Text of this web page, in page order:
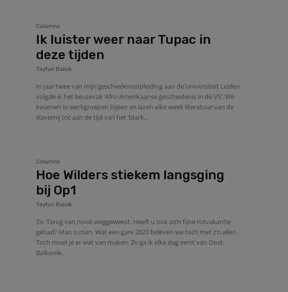
Columns
Ik luister weer naar Tupac in
deze tijden
Tayfun Balcik
In jaar twee van mijn geschiedenisopleiding aan de Universiteit Leiden
volgde ik het keuzevak ‘Afro-Amerikaanse geschiedenis in de VS’. We
kwamen in werkgroepen bijeen en lazen elke week literatuur van de
slavernij tot aan de tijd van het ‘black...
Columns
Hoe Wilders stiekem langsging
bij Op1
Tayfun Balcik
Zo. Terug van nooit weggeweest. Heeft u ook zo’n fijne rotvakantie
gehad? Man o man. Wat een gare 2020 beleven we toch met z’n allen.
Toch moet je er wat van maken. Zo ga ik elke dag eerst van Oost-
Balkonië...